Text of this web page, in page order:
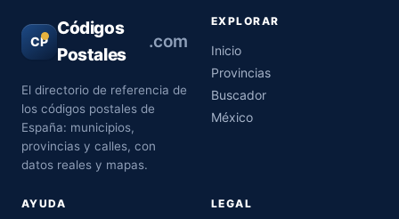
CP
Códigos
Postales
.com
El directorio de referencia de
los códigos postales de
España: municipios,
provincias y calles, con
datos reales y mapas.
EXPLORAR
Inicio
Provincias
Buscador
México
AYUDA LEGAL